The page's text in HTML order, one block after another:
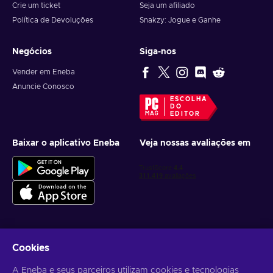
Crie um ticket
Política de Devoluções
Seja um afiliado
Snakzy: Jogue e Ganhe
Negócios
Vender em Eneba
Anuncie Conosco
Siga-nos
ESCOLHA
DO
EDITOR
Baixar o aplicativo Eneba Veja nossas avaliações em
Receba ofertas personalizadas de jogos
Cookies
A Eneba e seus parceiros utilizam cookies e tecnologias